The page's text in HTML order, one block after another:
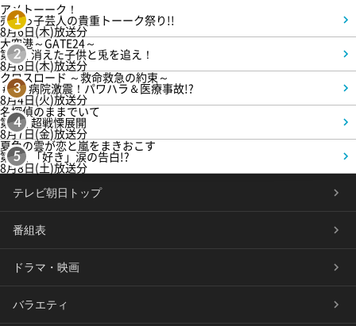
1
アメトーーク！
売れっ子芸人の貴重トーーク祭り!!
8月6日(木)放送分
2
大空港～GATE24～
第3話 消えた子供と兎を追え！
8月6日(木)放送分
3
クロスロード ～救命救急の約束～
＃5 病院激震！パワハラ＆医療事故!?
8月4日(火)放送分
4
名探偵のままでいて
第4話 超戦慄展開
8月7日(金)放送分
5
夏色の雲が恋と嵐をまきおこす
第5話 「好き」涙の告白!?
8月8日(土)放送分
テレビ朝日トップ
番組表
ドラマ・映画
バラエティ